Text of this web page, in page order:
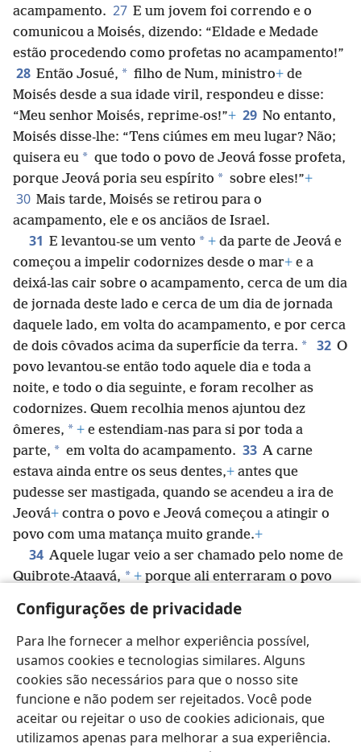
Configurações de privacidade
Para lhe fornecer a melhor experiência possível,
usamos cookies e tecnologias similares. Alguns
cookies são necessários para que o nosso site
funcione e não podem ser rejeitados. Você pode
aceitar ou rejeitar o uso de cookies adicionais, que
utilizamos apenas para melhorar a sua experiência.
acampamento. 27 E um jovem foi correndo e o
comunicou a Moisés, dizendo: “Eldade e Medade
estão procedendo como profetas no acampamento!”
28 Então Josué, * filho de Num, ministro+ de
Moisés desde a sua idade viril, respondeu e disse:
“Meu senhor Moisés, reprime-os!”+ 29 No entanto,
Moisés disse-lhe: “Tens ciúmes em meu lugar? Não;
quisera eu * que todo o povo de Jeová fosse profeta,
porque Jeová poria seu espírito * sobre eles!”+
30 Mais tarde, Moisés se retirou para o
acampamento, ele e os anciãos de Israel.
31 E levantou-se um vento * + da parte de Jeová e
começou a impelir codornizes desde o mar+ e a
deixá-las cair sobre o acampamento, cerca de um dia
de jornada deste lado e cerca de um dia de jornada
daquele lado, em volta do acampamento, e por cerca
de dois côvados acima da superfície da terra. * 32 O
povo levantou-se então todo aquele dia e toda a
noite, e todo o dia seguinte, e foram recolher as
codornizes. Quem recolhia menos ajuntou dez
ômeres, * + e estendiam-nas para si por toda a
parte, * em volta do acampamento. 33 A carne
estava ainda entre os seus dentes,+ antes que
pudesse ser mastigada, quando se acendeu a ira de
Jeová+ contra o povo e Jeová começou a atingir o
povo com uma matança muito grande.+
34 Aquele lugar veio a ser chamado pelo nome de
Quibrote-Ataavá, * +porque ali enterraram o povo
Ataavá o povo partiu para Hazerote, e ficaram em
Hazerote.+
Português (Brasil) Compartilhar Preferências
Copyright © 2026 Watch Tower Bible and Tract Society of Pennsylvania